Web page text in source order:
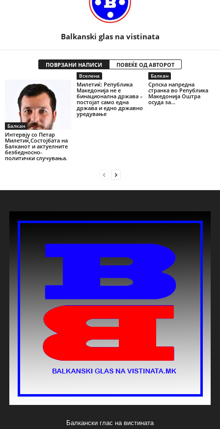
Balkanski glas na vistinata
ПОВРЗАНИ НАПИСИ ПОВЕЌЕ ОД АВТОРОТ
Балкан
Интервју со Петар
Милетиќ,Состојбата на
Балканот и актуелните
безбедносно-
политички случувања.
Вселена
Милетиќ: Република
Македонија не е
бинационална држава –
постојат само една
држава и едно државно
уредување
Балкан
Српска напредна
странка во Република
Македонија Оштра
осуда за...
Балкански глас на вистината